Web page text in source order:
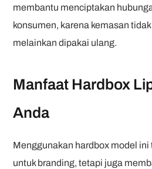
membantu menciptakan
konsumen, karena kemasan
melainkan dipakai ulang.
Manfaat Hardbox
Anda
Menggunakan hardbox model
untuk branding, tetapi juga